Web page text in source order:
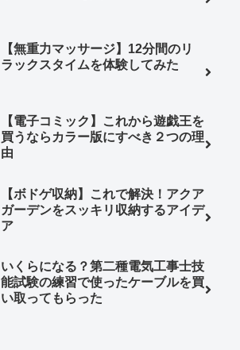
【無重力マッサージ】12分間のリ
ラックスタイムを体験してみた
【電子コミック】これから遊戯王を
買うならカラー版にすべき２つの理
由
【ボドゲ収納】これで解決！アクア
ガーデンをスッキリ収納するアイデ
ア
いくらになる？第二種電気工事士技
能試験の練習で使ったケーブルを買
い取ってもらった